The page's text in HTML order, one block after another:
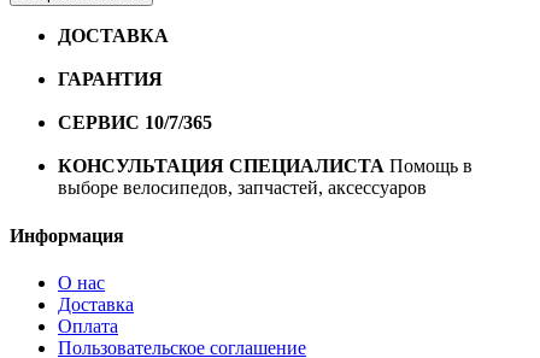
ДОСТАВКА
ГАРАНТИЯ
СЕРВИС 10/7/365
КОНСУЛЬТАЦИЯ СПЕЦИАЛИСТА Помощь в
выборе велосипедов, запчастей, аксессуаров
Информация
О нас
Доставка
Оплата
Пользовательское соглашение